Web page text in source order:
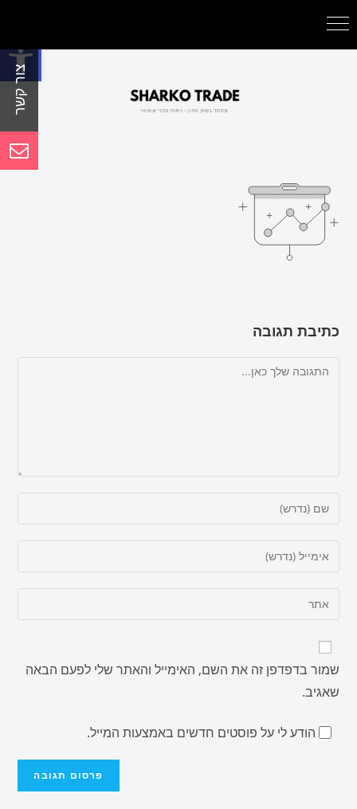
פתח סרגל נגישות
כתיבת תגובה
שמור בדפדפן זה את השם, האימייל והאתר שלי לפעם הבאה
שאגיב.
הודע לי על פוסטים חדשים באמצעות המייל.